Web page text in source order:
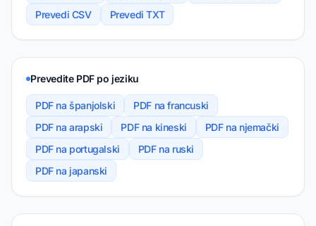
Prevedi CSV
Prevedi TXT
Prevedite PDF po jeziku
PDF na španjolski
PDF na francuski
PDF na arapski
PDF na kineski
PDF na njemački
PDF na portugalski
PDF na ruski
PDF na japanski